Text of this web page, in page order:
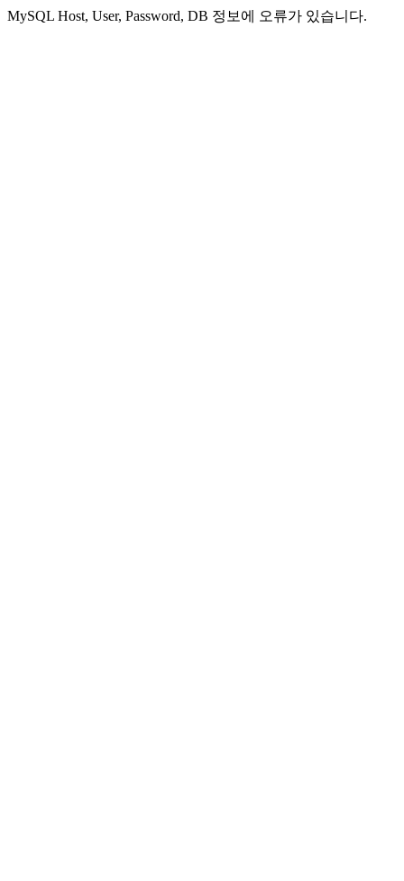
MySQL Host, User, Password, DB 정보에 오류가 있습니다.